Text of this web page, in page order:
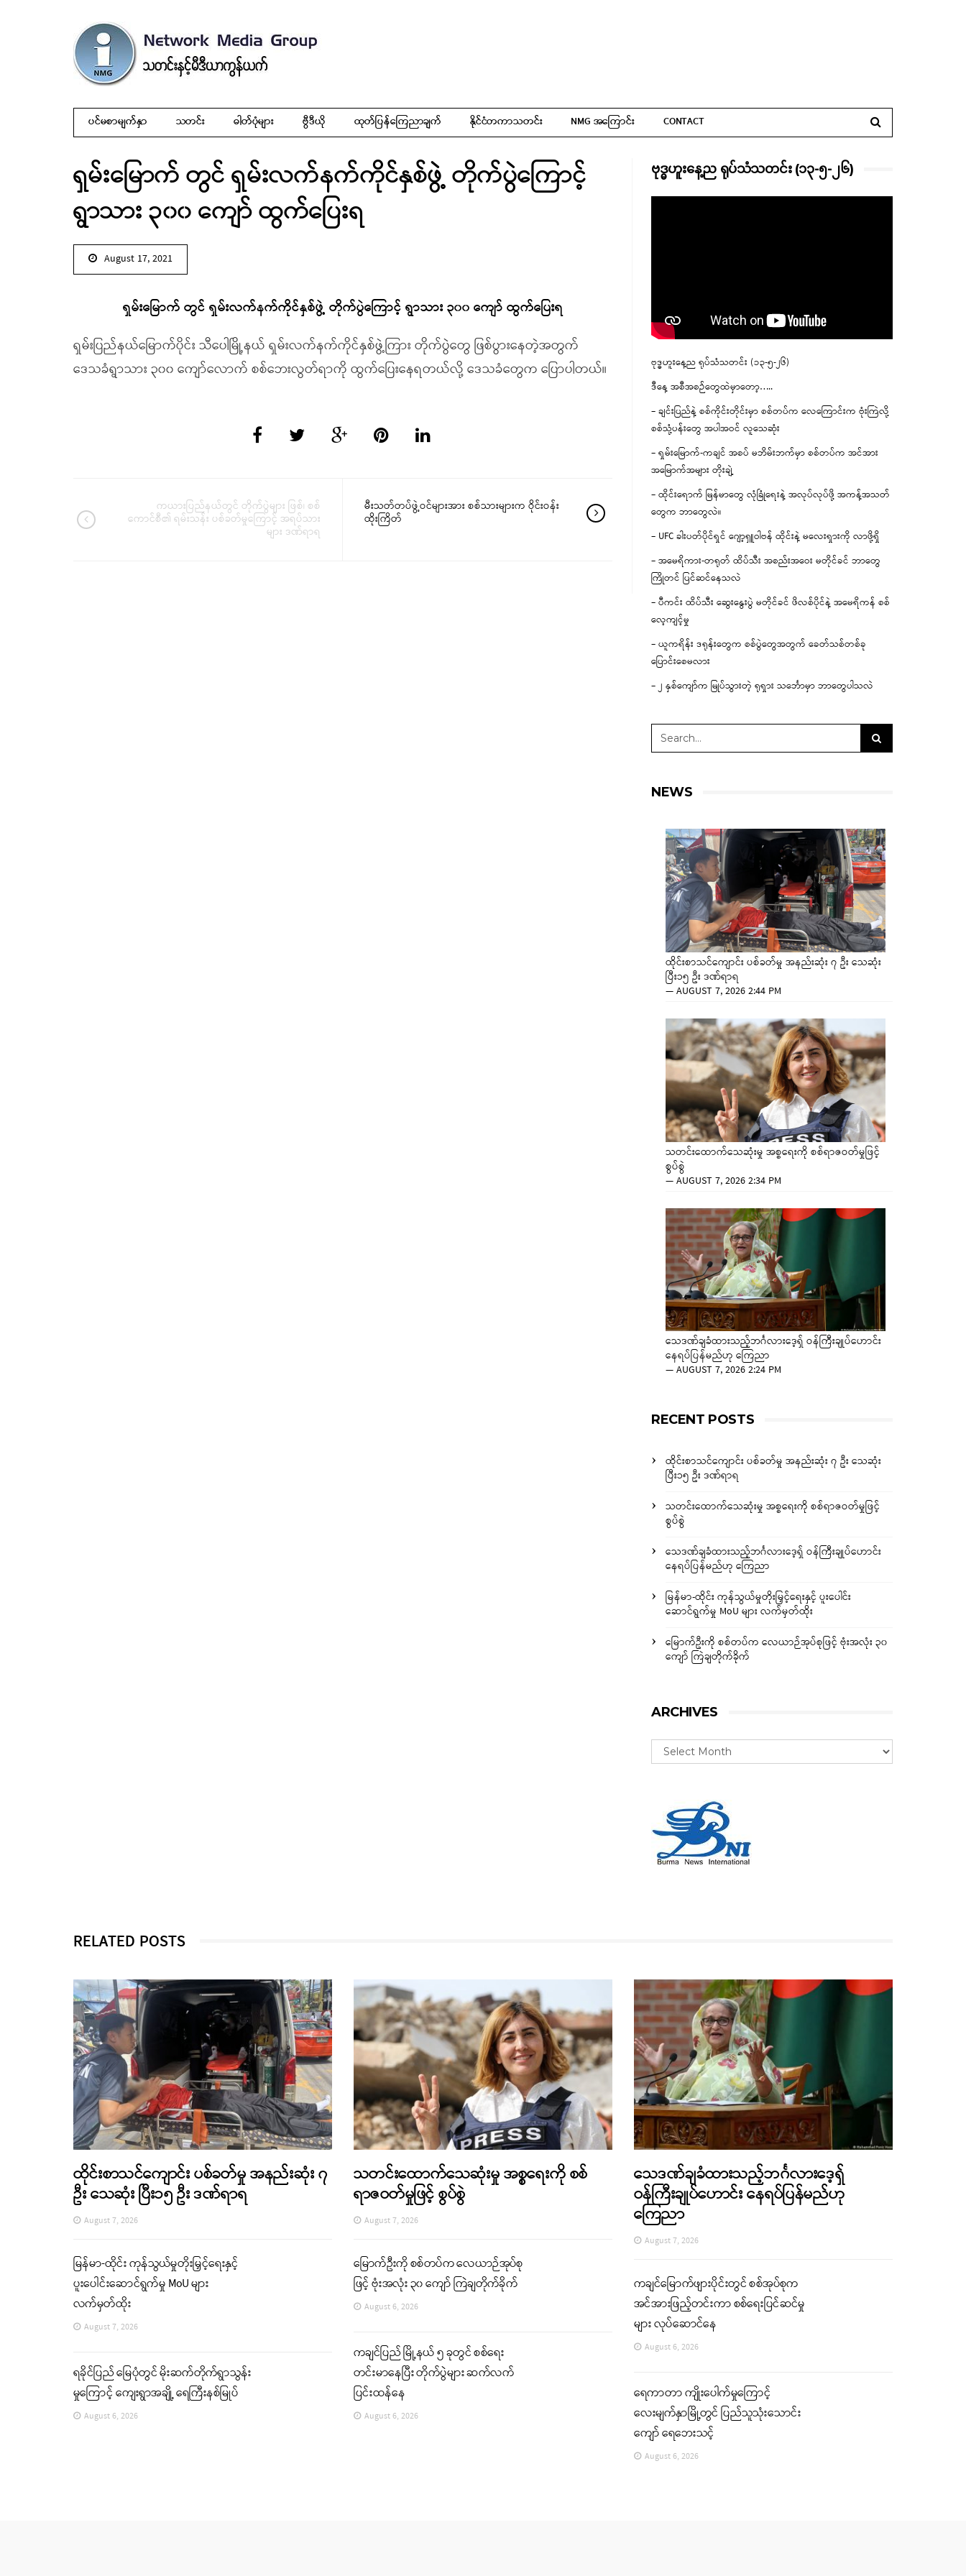
ပင်မစာမျက်နှာ သတင်း ဓါတ်ပုံများ ဗွီဒီယို ထုတ်ပြန်ကြေညာချက် နိုင်ငံတကာသတင်း NMG အကြောင်း CONTACT
ရှမ်းမြောက် တွင် ရှမ်းလက်နက်ကိုင်နှစ်ဖွဲ့ တိုက်ပွဲကြောင့်
ရွာသား ၃၀၀ ကျော် ထွက်ပြေးရ
August 17, 2021
ရှမ်းမြောက် တွင် ရှမ်းလက်နက်ကိုင်နှစ်ဖွဲ့ တိုက်ပွဲကြောင့် ရွာသား ၃၀၀ ကျော် ထွက်ပြေးရ
ရှမ်းပြည်နယ်မြောက်ပိုင်း သီပေါမြို့နယ် ရှမ်းလက်နက်ကိုင်နှစ်ဖွဲ့ကြား တိုက်ပွဲတွေ ဖြစ်ပွားနေတဲ့အတွက်
ဒေသခံရွာသား ၃၀၀ ကျော်လောက် စစ်ဘေးလွတ်ရာကို ထွက်ပြေးနေရတယ်လို့ ဒေသခံတွေက ပြောပါတယ်။
ကယားပြည်နယ်တွင် တိုက်ပွဲများ ဖြစ်၊ စစ်
ကောင်စီ၏ ရမ်းသန်း ပစ်ခတ်မှုကြောင့် အရပ်သား
များ ဒဏ်ရာရ
မီးသတ်တပ်ဖွဲ့ဝင်များအား စစ်သားများက ဝိုင်းဝန်း
ထိုးကြိတ်
ဗုဒ္ဓဟူးနေ့ည ရုပ်သံသတင်း (၁၃-၅-၂၆)
ဗုဒ္ဓဟူးနေ့ည ရုပ်သံသတင်း (၁၃-၅-၂၆)
ဒီနေ့ အစီအစဉ်တွေထဲမှာတော့…..
– ချင်းပြည်နဲ့ စစ်ကိုင်းတိုင်းမှာ စစ်တပ်က လေကြောင်းက ဗုံးကြဲလို့
စစ်သုံ့ပန်းတွေ အပါအဝင် လူသေဆုံး
– ရှမ်းမြောက်-ကချင် အစပ် မဘိမ်းဘက်မှာ စစ်တပ်က အင်အား
အမြောက်အများ တိုးချဲ့
– ထိုင်းရောက် မြန်မာတွေ လုံခြုံရေးနဲ့ အလုပ်လုပ်ဖို့ အကန့်အသတ်
တွေက ဘာတွေလဲ။
– UFC ခါးပတ်ပိုင်ရှင် ဂျော့ရှူဝါဗန် ထိုင်းနဲ့ မလေးရှားကို လာဖို့ရှိ
– အမေရိကား-တရုတ် ထိပ်သီး အစည်းအဝေး မတိုင်ခင် ဘာတွေ
ကြိုတင် ပြင်ဆင်နေသလဲ
– ပီကင်း ထိပ်သီး ဆွေးနွေးပွဲ မတိုင်ခင် ဖိလစ်ပိုင်နဲ့ အမေရိကန် စစ်
လေ့ကျင့်မှု
– ယူကရိန်း ဒရုန်းတွေက စစ်ပွဲတွေအတွက် ခေတ်သစ်တစ်ခု
ပြောင်းစေမလား
– ၂ နှစ်ကျော်က မြုပ်သွားတဲ့ ရုရှား သင်္ဘောမှာ ဘာတွေပါသလဲ
NEWS
ထိုင်းစာသင်ကျောင်း ပစ်ခတ်မှု အနည်းဆုံး ၇ ဦး သေဆုံး
ပြီး၁၅ ဦး ဒဏ်ရာရ
—AUGUST 7, 2026 2:44 PM
သတင်းထောက်သေဆုံးမှု အစ္စရေးကို စစ်ရာဇဝတ်မှုဖြင့်
စွပ်စွဲ
—AUGUST 7, 2026 2:34 PM
သေဒဏ်ချခံထားသည့်ဘင်္ဂလားဒေ့ရှ် ဝန်ကြီးချုပ်ဟောင်း
နေရပ်ပြန်မည်ဟု ကြေညာ
—AUGUST 7, 2026 2:24 PM
RECENT POSTS
ထိုင်းစာသင်ကျောင်း ပစ်ခတ်မှု အနည်းဆုံး ၇ ဦး သေဆုံး
ပြီး၁၅ ဦး ဒဏ်ရာရ
သတင်းထောက်သေဆုံးမှု အစ္စရေးကို စစ်ရာဇဝတ်မှုဖြင့်
စွပ်စွဲ
သေဒဏ်ချခံထားသည့်ဘင်္ဂလားဒေ့ရှ် ဝန်ကြီးချုပ်ဟောင်း
နေရပ်ပြန်မည်ဟု ကြေညာ
မြန်မာ-ထိုင်း ကုန်သွယ်မှုတိုးမြှင့်ရေးနှင့် ပူးပေါင်း
ဆောင်ရွက်မှု MoU များ လက်မှတ်ထိုး
မြောက်ဦးကို စစ်တပ်က လေယာဉ်အုပ်စုဖြင့် ဗုံးအလုံး ၃၀
ကျော် ကြဲချတိုက်ခိုက်
ARCHIVES
RELATED POSTS
ထိုင်းစာသင်ကျောင်း ပစ်ခတ်မှု အနည်းဆုံး ၇
ဦး သေဆုံး ပြီး၁၅ ဦး ဒဏ်ရာရ
August 7, 2026
မြန်မာ-ထိုင်း ကုန်သွယ်မှုတိုးမြှင့်ရေးနှင့်
ပူးပေါင်းဆောင်ရွက်မှု MoU များ
လက်မှတ်ထိုး
August 7, 2026
ရခိုင်ပြည် မြေပုံတွင် မိုးဆက်တိုက်ရွာသွန်း
မှုကြောင့် ကျေးရွာအချို့ ရေကြီးနစ်မြုပ်
August 6, 2026
သတင်းထောက်သေဆုံးမှု အစ္စရေးကို စစ်
ရာဇဝတ်မှုဖြင့် စွပ်စွဲ
August 7, 2026
မြောက်ဦးကို စစ်တပ်က လေယာဉ်အုပ်စု
ဖြင့် ဗုံးအလုံး ၃၀ ကျော် ကြဲချတိုက်ခိုက်
August 6, 2026
ကချင်ပြည် မြို့နယ် ၅ ခုတွင် စစ်ရေး
တင်းမာနေပြီး တိုက်ပွဲများ ဆက်လက်
ပြင်းထန်နေ
August 6, 2026
သေဒဏ်ချခံထားသည့်ဘင်္ဂလားဒေ့ရှ်
ဝန်ကြီးချုပ်ဟောင်း နေရပ်ပြန်မည်ဟု
ကြေညာ
August 7, 2026
ကချင်မြောက်ဖျားပိုင်းတွင် စစ်အုပ်စုက
အင်အားဖြည့်တင်းကာ စစ်ရေးပြင်ဆင်မှု
များ လုပ်ဆောင်နေ
August 6, 2026
ရေကာတာ ကျိုးပေါက်မှုကြောင့်
လေးမျက်နှာမြို့တွင် ပြည်သူသုံးသောင်း
ကျော် ရေဘေးသင့်
August 6, 2026